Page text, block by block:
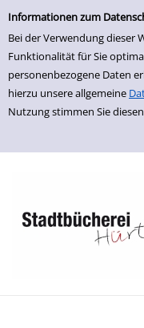
Einfache Suche
Informationen zum
Bei der Verwendung dieser
Funktionalität für Sie
personenbezogene Daten
hierzu unsere allgemeine
Nutzung stimmen Sie
zur Navigation springen
zum Inhalt springen
Zur Detailanzeige springen